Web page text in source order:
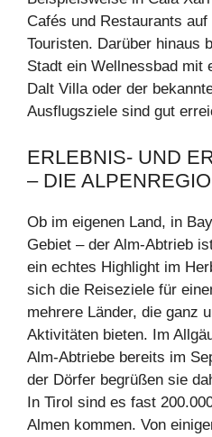
Cafés und Restaurants
Touristen. Darüber hinaus
Stadt ein Wellnessbad mit
Dalt Villa oder der
Ausflugsziele sind gut
ERLEBNIS- UND
– DIE
Ob im eigenen Land, in
Gebiet – der Alm-Abtrieb
ein echtes Highlight im
sich die Reiseziele für
mehrere Länder, die ganz
Aktivitäten bieten. Im
Alm-Abtriebe bereits im
der Dörfer begrüßen sie
In Tirol sind es fast
Almen kommen. Von